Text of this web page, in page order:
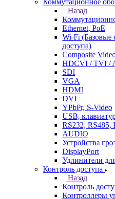
Коммутационное
Назад
Ethernet, PoE
Wi-Fi (Базовые
доступа)
Composite
HDCVI / TVI /
SDI
VGA
HDMI
DVI
YPbPr, S-Video
USB,
RS232, RS485,
AUDIO
Устройства
DisplayPort
Удлинители
Контроль доступа
Назад
Контроль
Контроллеры